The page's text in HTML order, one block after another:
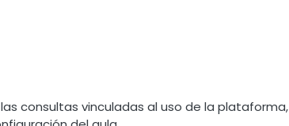
consultas vinculadas al uso de la plataforma,